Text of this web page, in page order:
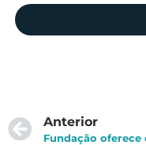
Anterior